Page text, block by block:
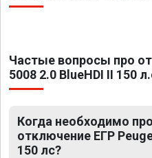
Частые вопросы про
5008 2.0 BlueHDI II 150
Когда необходимо
отключение ЕГР
150 лс?